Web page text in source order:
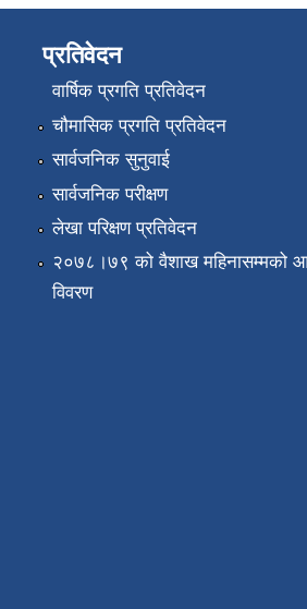
प्रतिवेदन
वार्षिक प्रगति प्रतिवेदन
चौमासिक प्रगति प्रतिवेदन
सार्वजनिक सुनुवाई
सार्वजनिक परीक्षण
लेखा परिक्षण प्रतिवेदन
२०७८।७९ को वैशाख महिनासम्मको
विवरण